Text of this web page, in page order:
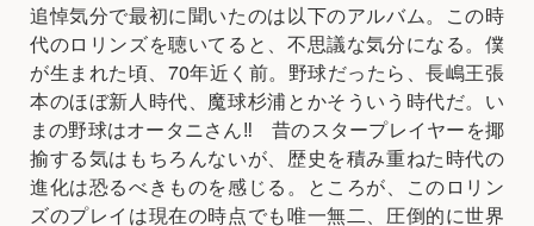
追悼気分で最初に聞いたのは以下のアルバム。この時
代のロリンズを聴いてると、不思議な気分になる。僕
が生まれた頃、70年近く前。野球だったら、長嶋王張
本のほぼ新人時代、魔球杉浦とかそういう時代だ。い
まの野球はオータニさん‼️ 昔のスタープレイヤーを揶
揄する気はもちろんないが、歴史を積み重ねた時代の
進化は恐るべきものを感じる。ところが、このロリン
ズのプレイは現在の時点でも唯一無二、圧倒的に世界